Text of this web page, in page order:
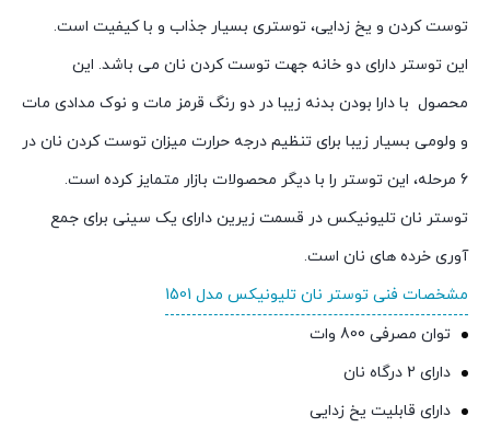
توست کردن و یخ زدایی، توستری بسیار جذاب و با کیفیت است.
این توستر دارای دو خانه جهت توست کردن نان می باشد. این
محصول با دارا بودن بدنه زیبا در دو رنگ قرمز مات و نوک مدادی مات
و ولومی بسیار زیبا برای تنظیم درجه حرارت میزان توست کردن نان در
6 مرحله، این توستر را با دیگر محصولات بازار متمایز کرده است.
توستر نان تلیونیکس در قسمت زیرین دارای یک سینی برای جمع
آوری خرده های نان است.
مشخصات فنی توستر نان تلیونیکس مدل 1501
توان مصرفی 800 وات
دارای 2 درگاه نان
دارای قابلیت یخ زدایی